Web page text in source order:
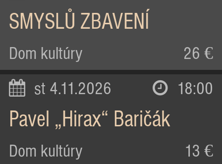
SMYSLŮ ZBAVENÍ
Dom kultúry 26 €
st 4.11.2026 18:00
Pavel „Hirax“ Baričák
Dom kultúry 13 €